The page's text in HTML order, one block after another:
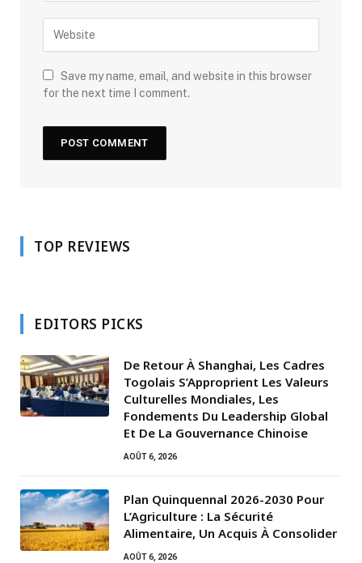
Save my name, email, and website in this browser
for the next time I comment.
TOP REVIEWS
EDITORS PICKS
De Retour À Shanghai, Les Cadres
Togolais S’Approprient Les Valeurs
Culturelles Mondiales, Les
Fondements Du Leadership Global
Et De La Gouvernance Chinoise
AOÛT 6, 2026
Plan Quinquennal 2026-2030 Pour
L’Agriculture : La Sécurité
Alimentaire, Un Acquis À Consolider
AOÛT 6, 2026